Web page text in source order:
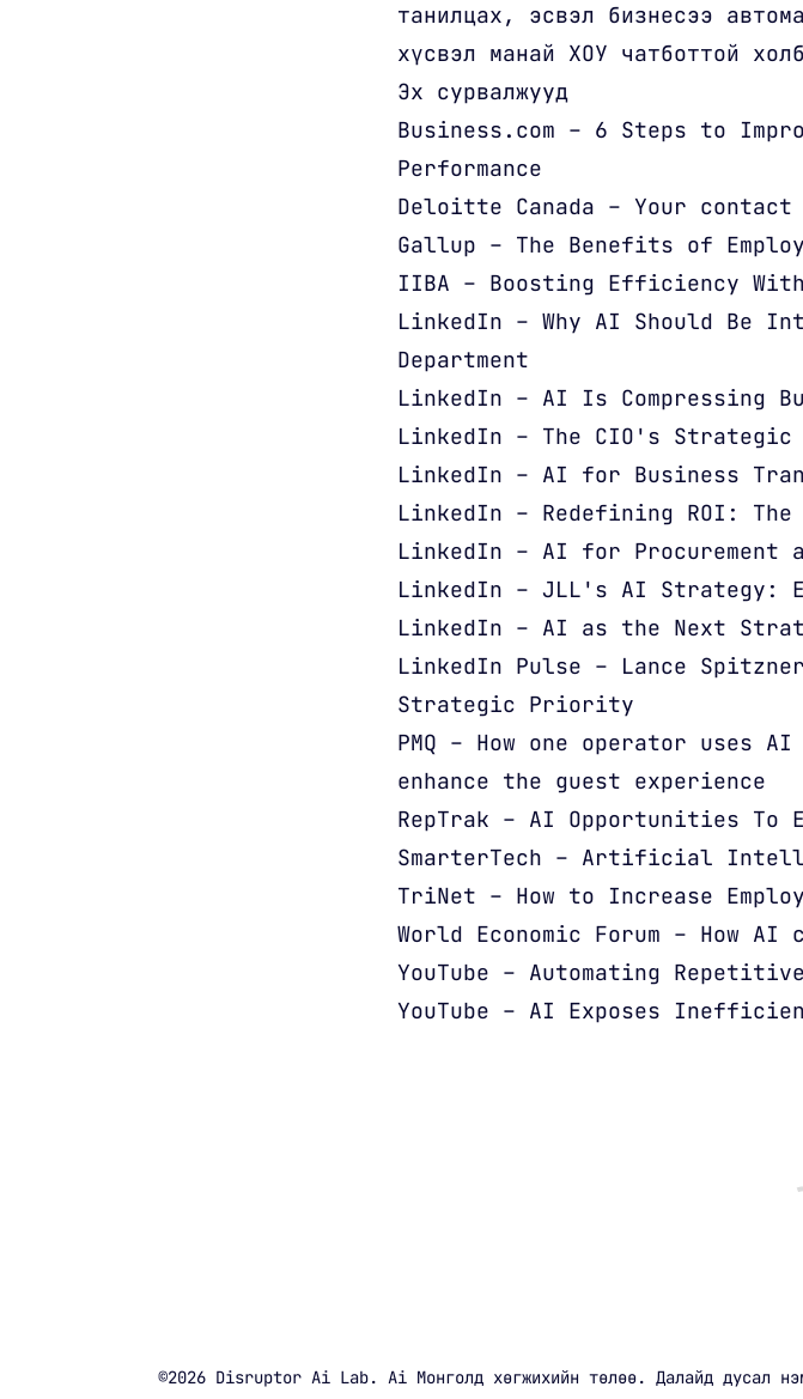
танилцах, эсвэл бизнесээ
хүсвэл манай ХОУ чатботтой
Эх сурвалжууд
Business.com – 6 Steps to
Performance
Deloitte Canada – Your
Gallup – The Benefits of
IIBA – Boosting Efficiency
LinkedIn – Why AI Should Be
Department
LinkedIn – AI Is Compressing
LinkedIn – The CIO's
LinkedIn – AI for Business
LinkedIn – Redefining ROI:
LinkedIn – AI for Procurement
LinkedIn – JLL's AI Strategy:
LinkedIn – AI as the Next
LinkedIn Pulse – Lance
Strategic Priority
PMQ – How one operator uses
enhance the guest experience
RepTrak – AI Opportunities To
SmarterTech – Artificial
TriNet – How to Increase
World Economic Forum – How
YouTube – Automating
YouTube – AI Exposes
©2026 Disruptor Ai Lab. Ai Монголд хөгжихийн төлөө. Далайд дусал